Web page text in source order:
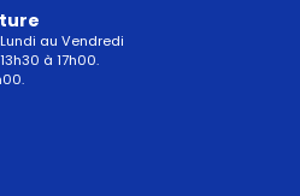
au Vendredi
à 17h00.